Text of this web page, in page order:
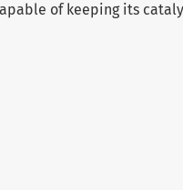
of keeping its